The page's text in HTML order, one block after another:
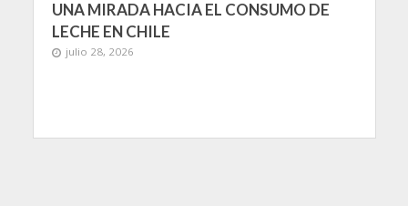
UNA MIRADA HACIA EL CONSUMO DE
LECHE EN CHILE
julio 28, 2026